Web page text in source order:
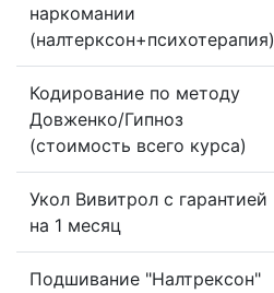
наркомании
(налтерксон+психотерапия)
Кодирование по методу
Довженко/Гипноз
(стоимость всего курса)
Укол Вивитрол с гарантией
на 1 месяц
Подшивание "Налтрексон"